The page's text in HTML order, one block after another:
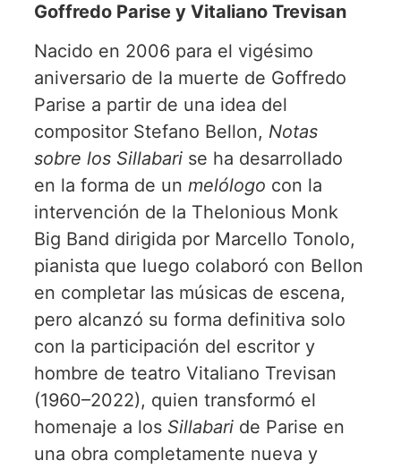
Goffredo Parise y Vitaliano Trevisan
Nacido en 2006 para el vigésimo
aniversario de la muerte de Goffredo
Parise a partir de una idea del
compositor Stefano Bellon, Notas
sobre los Sillabari se ha desarrollado
en la forma de un melólogo con la
intervención de la Thelonious Monk
Big Band dirigida por Marcello Tonolo,
pianista que luego colaboró con Bellon
en completar las músicas de escena,
pero alcanzó su forma definitiva solo
con la participación del escritor y
hombre de teatro Vitaliano Trevisan
(1960–2022), quien transformó el
homenaje a los Sillabari de Parise en
una obra completamente nueva y